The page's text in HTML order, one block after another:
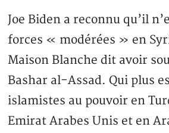
Joe Biden a reconnu qu’il
forces « modérées » en
Maison Blanche dit avoir
Bashar al-Assad. Qui plus
islamistes au pouvoir en
Emirat Arabes Unis et en